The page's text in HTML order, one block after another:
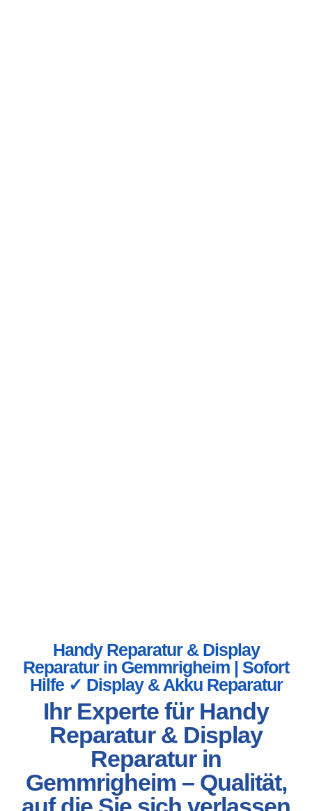
Handy Reparatur & Display
Reparatur in Gemmrigheim | Sofort
Hilfe ✓ Display & Akku Reparatur
Ihr Experte für Handy
Reparatur & Display
Reparatur in
Gemmrigheim – Qualität,